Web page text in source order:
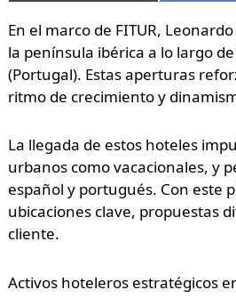
En el marco de FITUR,
la península ibérica a lo largo
(Portugal). Estas aperturas
ritmo de crecimiento y
La llegada de estos hoteles
urbanos como vacacionales, y
español y portugués. Con este
ubicaciones clave, propuestas
cliente.
Activos hoteleros estratégicos